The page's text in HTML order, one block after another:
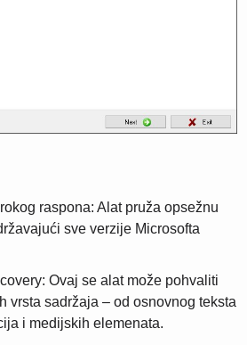
raspona: Alat pruža opsežnu
sve verzije Microsofta
Ovaj se alat može pohvaliti
vrsta sadržaja – od osnovnog teksta
i medijskih elemenata.